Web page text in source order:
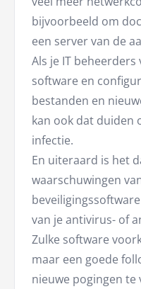
bijvoorbeeld om
een server van de
Als je IT
software en
bestanden en
kan ook dat duiden
infectie.
En uiteraard is het
waarschuwingen
van je antivirus- of
Zulke software
maar een goede
nieuwe pogingen te